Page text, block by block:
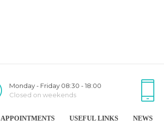
Monday - Friday 08:30 - 18:00
Closed on weekends
APPOINTMENTS USEFUL LINKS NEWS